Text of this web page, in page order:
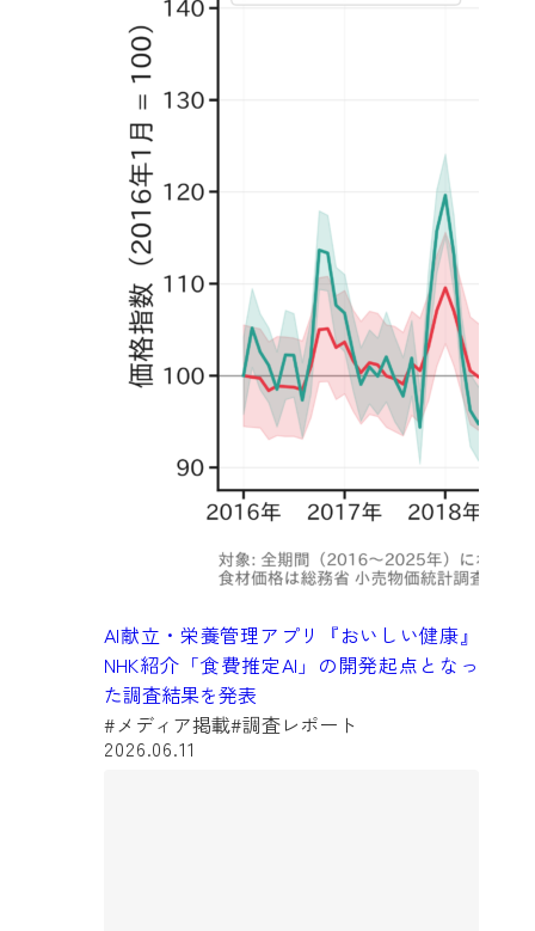
AI献立・栄養管理アプリ『おいしい健康』
NHK紹介「食費推定AI」の開発起点となっ
た調査結果を発表
#メディア掲載#調査レポート
2026.06.11